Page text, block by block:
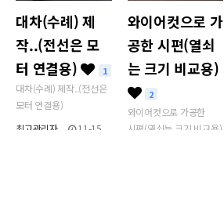
대차(수례) 제
작..(전선은 모
터 연결용)
1
대차(수례) 제작..(전선은
모터 연결용)
최고관리자
11-15
와이어컷으로 가
공한 시편(열쇠
는 크기 비교용)
2
와이어컷으로 가공한
시편(열쇠는 크기 비교용)